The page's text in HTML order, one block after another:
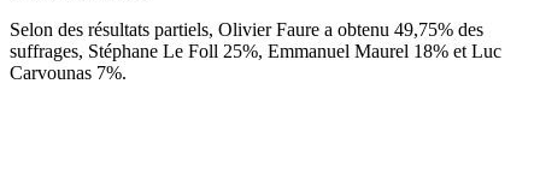
Selon des résultats partiels, Olivier Faure a obtenu 49,75% des
suffrages, Stéphane Le Foll 25%, Emmanuel Maurel 18% et Luc
Carvounas 7%.